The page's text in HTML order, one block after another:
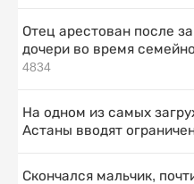
Отец арестован после
дочери во время
4834
На одном из самых
Астаны вводят
Скончался мальчик,